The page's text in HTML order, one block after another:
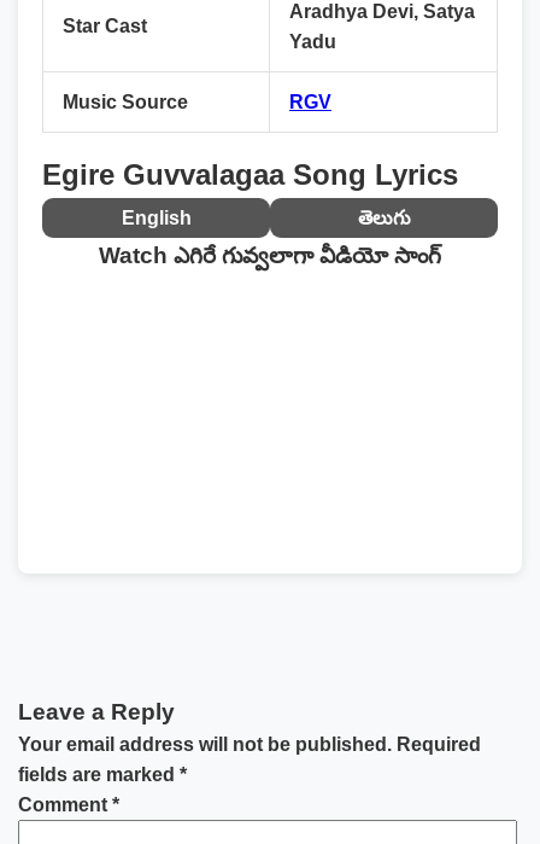
Star Cast
Aradhya Devi, Satya
Yadu
Music Source RGV
Egire Guvvalagaa Song Lyrics
English తెలుగు
Watch ఎగిరే గువ్వలాగా వీడియో సాంగ్
Leave a Reply
Your email address will not be published. Required
fields are marked *
Comment *